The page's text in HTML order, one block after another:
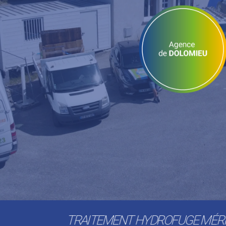
TRAITEMENT HYDROFUGE